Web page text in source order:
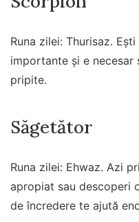
Runa zilei: Thurisaz.
importante și e necesar
pripite.
Săgetător
Runa zilei: Ehwaz. Azi
apropiat sau descoperi
de încredere te ajută